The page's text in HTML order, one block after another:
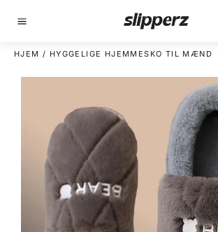
HJEM / HYGGELIGE HJEMMESKO TIL MÆND